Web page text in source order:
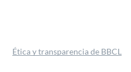
Ética y transparencia de BBCL